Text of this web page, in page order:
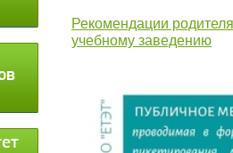
Рекомендации
учебному заведению